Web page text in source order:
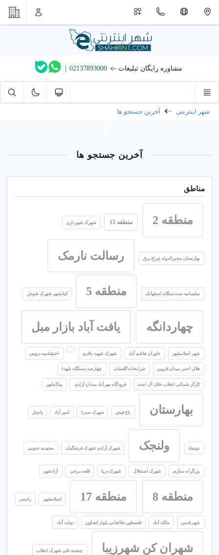
مشاوره رایگان تبلیغات 02137893000
|
شهر اینترنتی آخرین جستجو ها
آخرین جستجو ها
مناطق
منطقه 2 منطقه 15 شهرک شهرداری
بهارستان مخبرالدوله چراغ برق رسالت نارمک
سلیمانیه صددستگاه اصفهانک منطقه 5 کیانشهر شهرک شوش
چهاردانگه یافت آباد بازار مبل
شهر اسلامشهر خاوران هاشم آباد شهرک شهید باقری احتشامیه دروس
هلال احمر میدان قزوین ضرابخانه گلستان چهارصد دستگاه شهدا
کارگر شمالی انقلاب جلال آل احمد فرودگاه مهرآباد میدان آزادی پیکانشهر
بهارستان باغ فیض شهرک صدرا امیر آباد پاچنار
نوبنیاد ولنجک شهرک آزادی شهرک فرهنگیان مجیدیه جنوبی
بزرگراه ستاری شهرک استقلال شهرک دریا قلعه مرغی آزادشهر
منطقه 8 منطقه 17 اسلامشهر رامسر
شهر قدس مالک آباد فلسطین طالقانی بلوار کشاورز دولت آباد
شهران کن شهرزیبا چشمه علی شهرک انقلاب